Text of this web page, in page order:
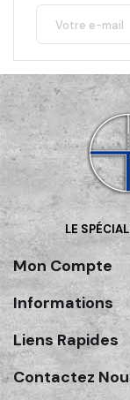
LE
Mon Compte
Informations
Liens Rapides
Contactez